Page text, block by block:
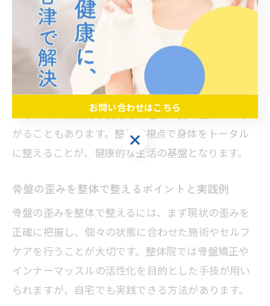
節にも負担がかかり、代謝の低下や冷え、むくみと
いった症状が現れることもあります。ぽっこりお腹
の悩みだけでなく、身体全体の健康維持のためにも
骨盤バランスの改善は重要です。
さらに、骨盤の歪みは自律神経の働きにも影響を与
えるため、慢性的な疲労感や睡眠の質の低下につな
がることもあります。整体的視点で身体をトータル
に整えることが、健康的な生活の基盤となります。
骨盤の歪みを整体で整えるポイントと実践例
骨盤の歪みを整体で整えるには、まず現状の歪みを
正確に把握し、個々の状態に合わせた施術やセルフ
ケアを行うことが大切です。整体院では骨盤矯正や
インナーマッスルの活性化を目的とした手技が用い
られますが、自宅でも実践できる方法があります。
お問い合わせはこちら
お問い合わせはこちら